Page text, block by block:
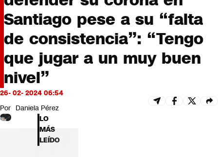
Servicios
Bits
CNN tiempo
Futuro 360
Opinión
Santiago pese a su “falta
de consistencia”: “Tengo
que jugar a un muy buen
nivel”
26- 02- 2024 06:54
Por Daniela Pérez
LO
MÁS
LEÍDO